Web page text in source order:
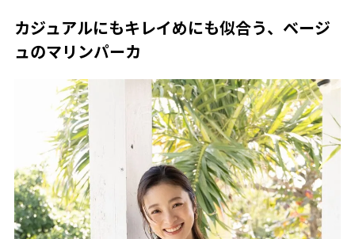
カジュアルにもキレイめにも似合う、ベージ
ュのマリンパーカ